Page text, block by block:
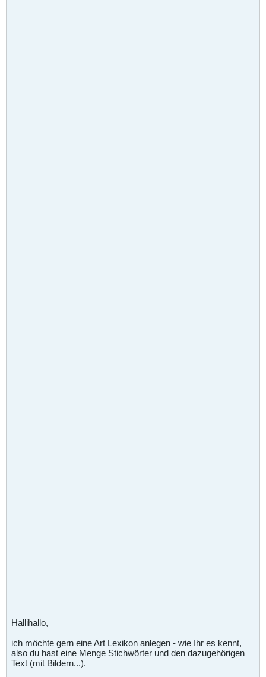
Hallihallo,
ich möchte gern eine Art Lexikon anlegen - wie Ihr es kennt,
also du hast eine Menge Stichwörter und den dazugehörigen
Text (mit Bildern...).